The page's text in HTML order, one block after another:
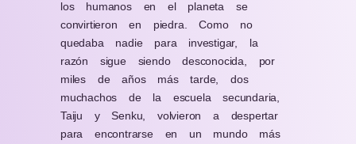
los humanos en el planeta se
convirtieron en piedra. Como no
quedaba nadie para investigar, la
razón sigue siendo desconocida, por
miles de años más tarde, dos
muchachos de la escuela secundaria,
Taiju y Senku, volvieron a despertar
para encontrarse en un mundo más